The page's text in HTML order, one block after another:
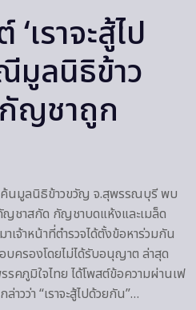
เราจะสู้ไป
มูลนิธิข้าว
ญชาถูก
นมูลนิธิข้าวขวัญ จ.สุพรรณบุรี พบ
ชาสกัด กัญชาบดแห้งและเมล็ด
จ้าหน้าที่ตำรวจได้ตั้งข้อหาร่วมกัน
ครองโดยไม่ได้รับอนุญาต ล่าสุด
คภูมิใจไทย ได้โพสต์ข้อความผ่านเฟ
วว่า “เราจะสู้ไปด้วยกัน”…